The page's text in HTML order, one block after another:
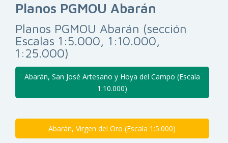
Planos PGMOU Abarán
Planos PGMOU Abarán (sección
Escalas 1:5.000, 1:10.000,
1:25.000)
Abarán, San José Artesano y Hoya del Campo (Escala
1:10.000)
Abarán, Virgen del Oro (Escala 1:5.000)